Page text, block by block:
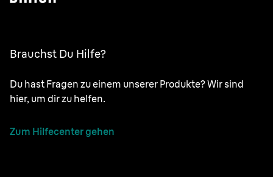
Brauchst Du Hilfe?
Du hast Fragen zu einem unserer Produkte? Wir sind
hier, um dir zu helfen.
Zum Hilfecenter gehen